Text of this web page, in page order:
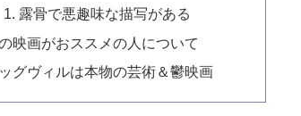
露骨で悪趣味な描写がある
映画がおススメの人について
グヴィルは本物の芸術＆鬱映画